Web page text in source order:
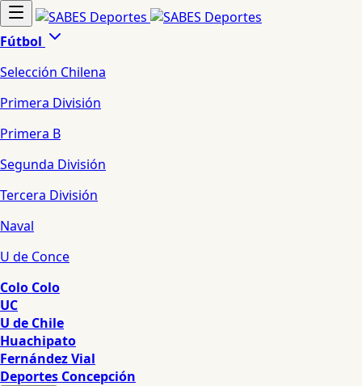
Fútbol
Selección Chilena
Primera División
Primera B
Segunda División
Tercera División
Naval
U de Conce
Colo Colo
UC
U de Chile
Huachipato
Fernández Vial
Deportes Concepción